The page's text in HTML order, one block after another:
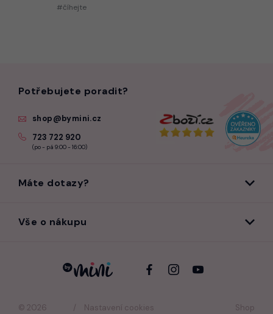
#číhejte
© 2026 Nastavení cookies Shop
Potřebujete poradit?
shop@bymini.cz
723 722 920
(po - pá 9:00 - 16:00)
Máte dotazy?
Vše o nákupu